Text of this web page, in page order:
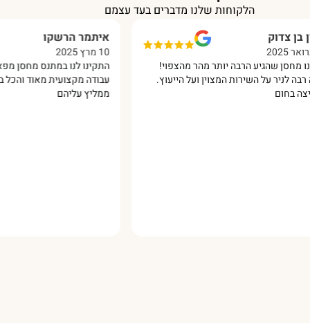
הלקוחות שלנו מדברים בעד עצמם
שהגיע הרבה יותר מהר מהצפוי!
על השירות המצוין ועל הייעוץ.
איתמר הרשקו
התקינו לנו במתנס מחסן מפאנל
עבודה מקצועית מאוד והכל
ממליץ עליהם